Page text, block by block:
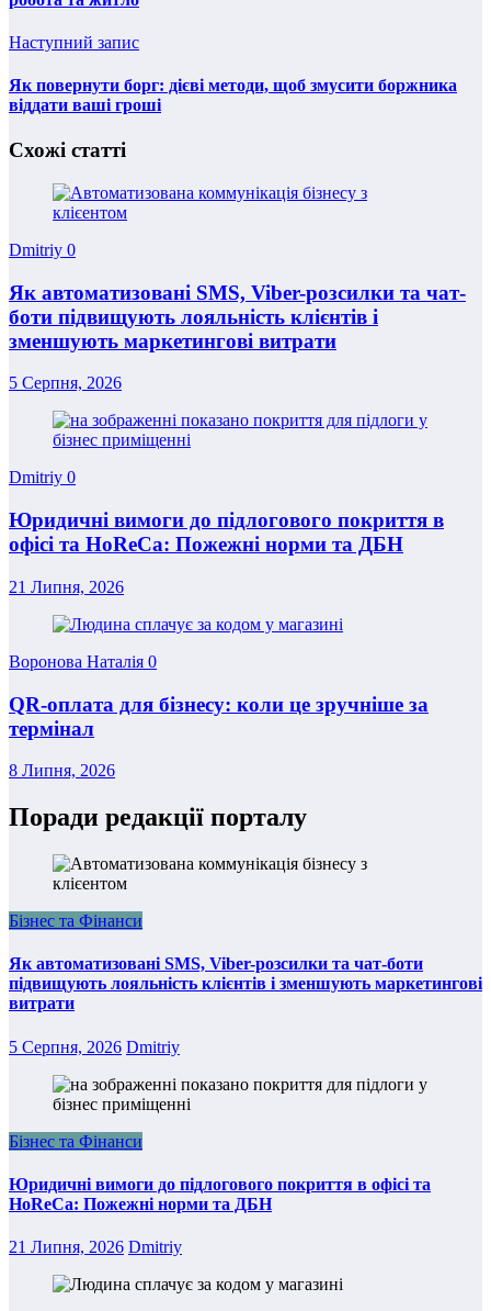
Наступний запис
Як повернути борг: дієві методи, щоб змусити боржника
віддати ваші гроші
Схожі статті
Dmitriy 0
Як автоматизовані SMS, Viber-розсилки та чат-
боти підвищують лояльність клієнтів і
зменшують маркетингові витрати
5 Серпня, 2026
Dmitriy 0
Юридичні вимоги до підлогового покриття в
офісі та HoReCa: Пожежні норми та ДБН
21 Липня, 2026
Воронова Наталія 0
QR-оплата для бізнесу: коли це зручніше за
термінал
8 Липня, 2026
Поради редакції порталу
Бізнес та Фінанси
Як автоматизовані SMS, Viber-розсилки та чат-боти
підвищують лояльність клієнтів і зменшують маркетингові
витрати
5 Серпня, 2026 Dmitriy
Бізнес та Фінанси
Юридичні вимоги до підлогового покриття в офісі та
HoReCa: Пожежні норми та ДБН
21 Липня, 2026 Dmitriy